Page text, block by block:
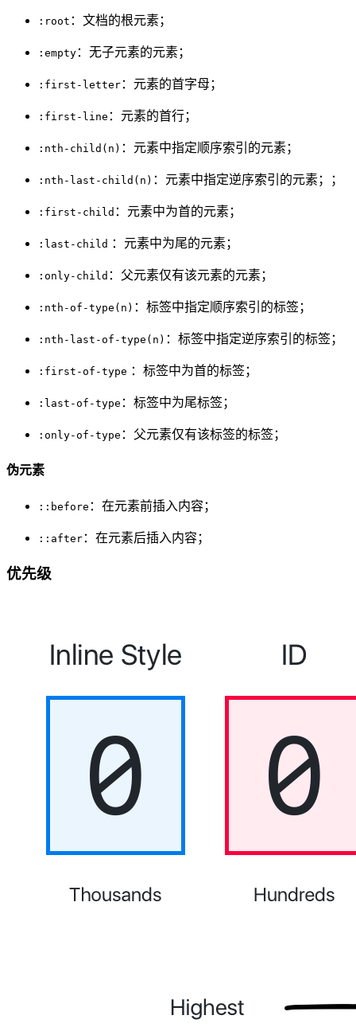
:root ：文档的根元素；
:empty ：无子元素的元素；
:first-letter ：元素的首字母；
:first-line ：元素的首行；
:nth-child(n) ：元素中指定顺序索引的元素；
:nth-last-child(n) ：元素中指定逆序索引的元素；；
:first-child ：元素中为首的元素；
:last-child ：元素中为尾的元素；
:only-child ：父元素仅有该元素的元素；
:nth-of-type(n) ：标签中指定顺序索引的标签；
:nth-last-of-type(n) ：标签中指定逆序索引的标签；
:first-of-type ：标签中为首的标签；
:last-of-type ：标签中为尾标签；
:only-of-type ：父元素仅有该标签的标签；
伪元素
::before ：在元素前插入内容；
::after ：在元素后插入内容；
优先级